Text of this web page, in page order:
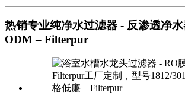
热销专业纯净水过滤器 - 反渗透净
ODM – Filterpur